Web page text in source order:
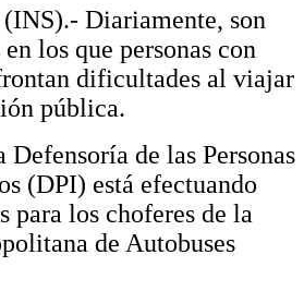
(INS).- Diariamente, son
los que personas con
dificultades al viajar
pública.
Defensoría de las Personas
(DPI) está efectuando
para los choferes de la
de Autobuses